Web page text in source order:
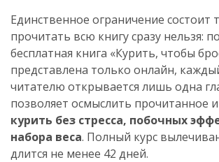
Единственное ограничение состоит
прочитать всю книгу сразу нельзя:
бесплатная книга «Курить, чтобы
представлена только онлайн,
читателю открывается лишь одна
позволяет осмыслить прочитанное и
курить без стресса, побочных
набора веса. Полный курс
длится не менее 42 дней.